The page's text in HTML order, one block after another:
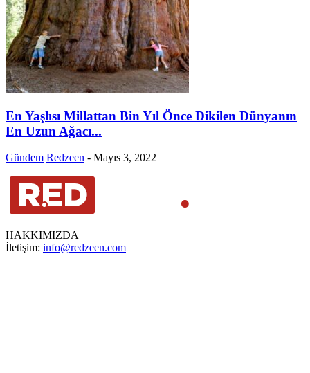
En Yaşlısı Millattan Bin Yıl Önce Dikilen Dünyanın
En Uzun Ağacı...
Gündem Redzeen - Mayıs 3, 2022
HAKKIMIZDA
İletişim: info@redzeen.com